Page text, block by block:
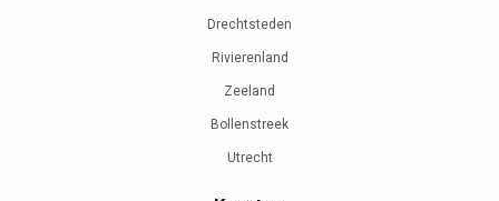
Drechtsteden
Rivierenland
Zeeland
Bollenstreek
Utrecht